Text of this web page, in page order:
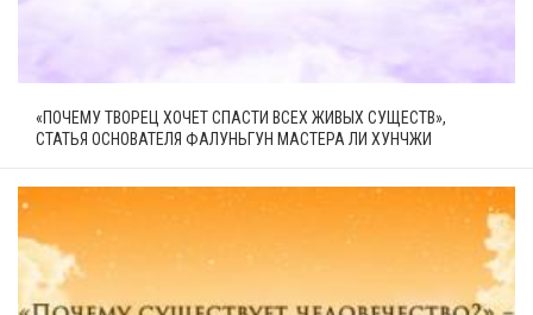
«ПОЧЕМУ ТВОРЕЦ ХОЧЕТ СПАСТИ ВСЕХ ЖИВЫХ СУЩЕСТВ»,
СТАТЬЯ ОСНОВАТЕЛЯ ФАЛУНЬГУН МАСТЕРА ЛИ ХУНЧЖИ